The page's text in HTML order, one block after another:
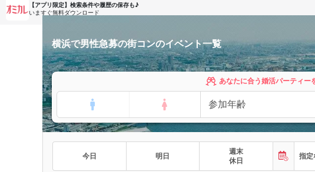
【アプリ限定】 検索条件や履歴の保存も♪
いますぐ無料ダウンロード
横浜で男性急募の街コンのイベント一覧
あなたに合う婚活パーティー
今日 明日
週末
休日
指定